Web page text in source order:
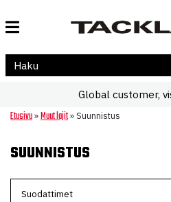
Global customer,
Etusivu » Muut lajit » Suunnistus
SUUNNISTUS
Suodattimet